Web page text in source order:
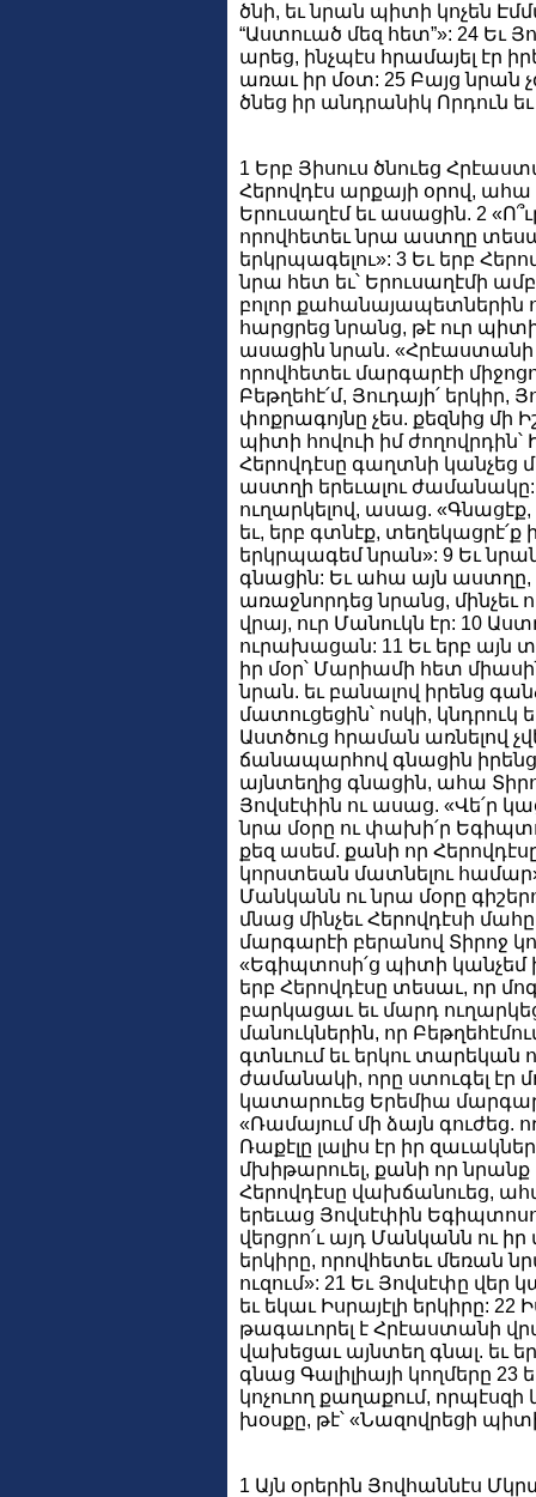
ծնի, եւ նրան պիտի կոչեն
“Աստուած մեզ հետ”»: 24 Եւ
արեց, ինչպէս հրամայել էր
առաւ իր մօտ: 25 Բայց նրան
ծնեց իր անդրանիկ Որդուն
1 Երբ Յիսուս ծնուեց
Հերովդէս արքայի օրով, ահա
Երուսաղէմ եւ ասացին. 2
որովհետեւ նրա աստղը
երկրպագելու»: 3 Եւ երբ
նրա հետ եւ՝ Երուսաղէմի
բոլոր քահանայապետներին
հարցրեց նրանց, թէ ուր
ասացին նրան. «Հրէաստանի
որովհետեւ մարգարէի
Բեթղեհէ՛մ, Յուդայի՛ երկիր,
փոքրագոյնը չես. քեզնից
պիտի հովուի իմ ժողովրդին՝
Հերովդէսը գաղտնի կանչեց
աստղի երեւալու ժամանակը:
ուղարկելով, ասաց.
եւ, երբ գտնէք, տեղեկացրէ՛ք
երկրպագեմ նրան»: 9 Եւ
գնացին: Եւ ահա այն աստղը,
առաջնորդեց նրանց, մինչեւ
վրայ, ուր Մանուկն էր: 10
ուրախացան: 11 Եւ երբ այն
իր մօր՝ Մարիամի հետ
նրան. եւ բանալով իրենց
մատուցեցին՝ ոսկի, կնդրուկ
Աստծուց հրաման առնելով
ճանապարհով գնացին իրենց
այնտեղից գնացին, ահա
Յովսէփին ու ասաց. «Վե՛ր
նրա մօրը ու փախի՛ր
քեզ ասեմ. քանի որ
կորստեան մատնելու
Մանկանն ու նրա մօրը
մնաց մինչեւ Հերովդէսի
մարգարէի բերանով Տիրոջ
«Եգիպտոսի՛ց պիտի կանչեմ
երբ Հերովդէսը տեսաւ, որ
բարկացաւ եւ մարդ
մանուկներին, որ
գտնւում եւ երկու տարեկան
ժամանակի, որը ստուգել էր
կատարուեց Երեմիա
«Ռամայում մի ձայն գուժեց.
Ռաքէլը լալիս էր իր
մխիթարուել, քանի որ նրանք
Հերովդէսը վախճանուեց,
երեւաց Յովսէփին
վերցրո՛ւ այդ Մանկանն ու իր
երկիրը, որովհետեւ մեռան
ուզում»: 21 Եւ Յովսէփը
եւ եկաւ Իսրայէլի երկիրը: 22
թագաւորել է Հրէաստանի
վախեցաւ այնտեղ գնալ. եւ
գնաց Գալիլիայի կողմերը
կոչուող քաղաքում,
խօսքը, թէ՝ «Նազովրեցի
1 Այն օրերին Յովհաննէս